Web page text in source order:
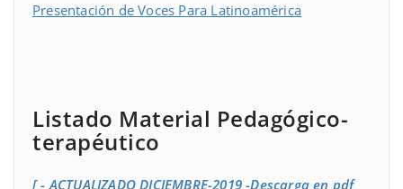
Presentación de Voces Para Latinoamérica
Listado Material Pedagógico-
terapéutico
[ - ACTUALIZADO DICIEMBRE-2019 -Descarga en pdf